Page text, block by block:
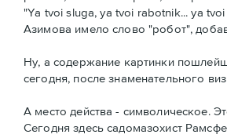
"Ya tvoi sluga, ya tvoi rabotnik... ya
Азимова имело слово "робот",
Ну, а содержание картинки
сегодня, после знаменательного
А место действа - символическое.
Сегодня здесь садомазохист